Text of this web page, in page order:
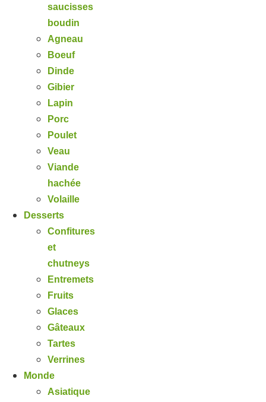
saucisses
boudin
Agneau
Boeuf
Dinde
Gibier
Lapin
Porc
Poulet
Veau
Viande
hachée
Volaille
Desserts
Confitures
et
chutneys
Entremets
Fruits
Glaces
Gâteaux
Tartes
Verrines
Monde
Asiatique